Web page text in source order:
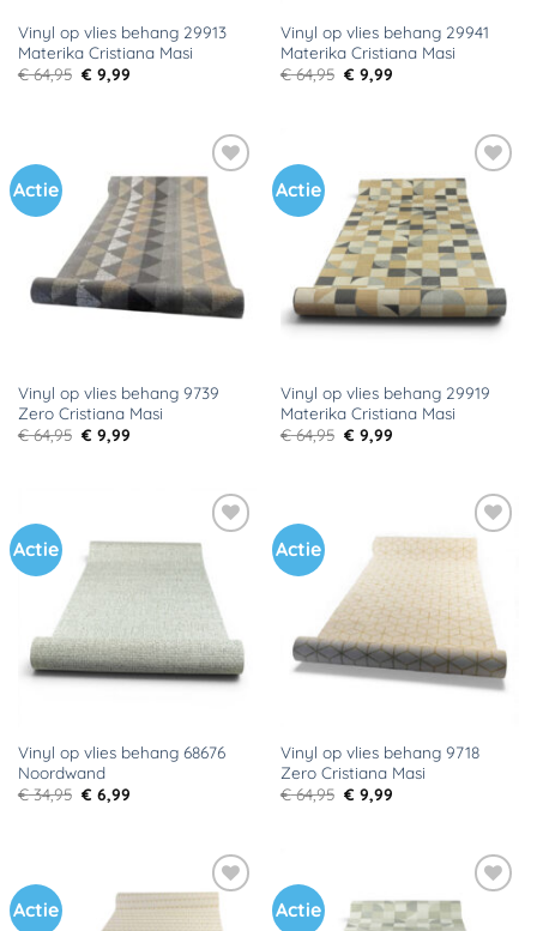
Vinyl op vlies behang 29913
Materika Cristiana Masi
€64,95 Oorspronkelijke
prijs
€ 9,99Huidige
Vinyl op vlies behang 29941
Materika Cristiana Masi
€64,95 Oorspronkelijke
prijs
€ 9,99Huidige
Actie
Toevoegen
aan
verlanglijst
Vinyl op vlies behang 9739
Zero Cristiana Masi
€64,95 Oorspronkelijke
prijs
€ 9,99Huidige
Actie
Toevoegen
aan
verlanglijst
Vinyl op vlies behang 29919
Materika Cristiana Masi
€64,95 Oorspronkelijke
prijs
€ 9,99Huidige
Actie
Toevoegen
aan
verlanglijst
Vinyl op vlies behang 68676
Noordwand
€34,95 Oorspronkelijke
prijs
€ 6,99Huidige
Actie
Toevoegen
aan
verlanglijst
Vinyl op vlies behang 9718
Zero Cristiana Masi
€64,95 Oorspronkelijke
prijs
€ 9,99Huidige
Actie
Toevoegen
aan
Actie
Toevoegen
aan